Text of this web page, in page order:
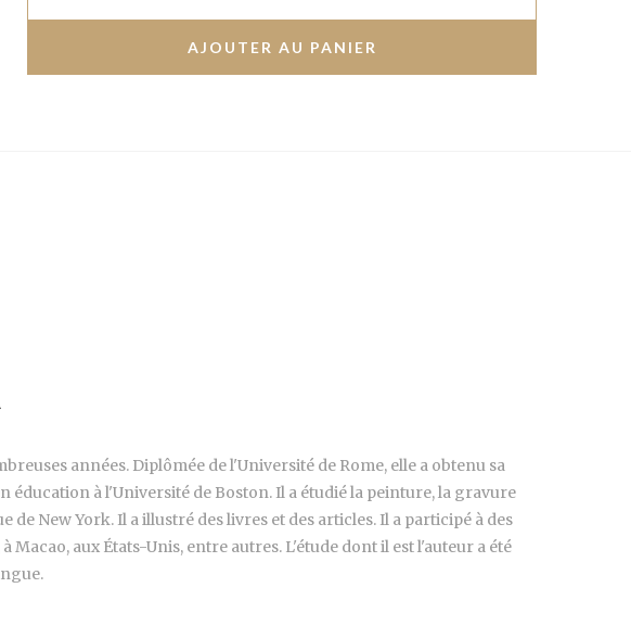
années. Diplômée de l'Université de Rome, elle a obtenu sa
éducation à l'Université de Boston. Il a étudié la peinture, la gravure
de New York. Il a illustré des livres et des articles. Il a participé à des
aux États-Unis, entre autres. L'étude dont il est l'auteur a été